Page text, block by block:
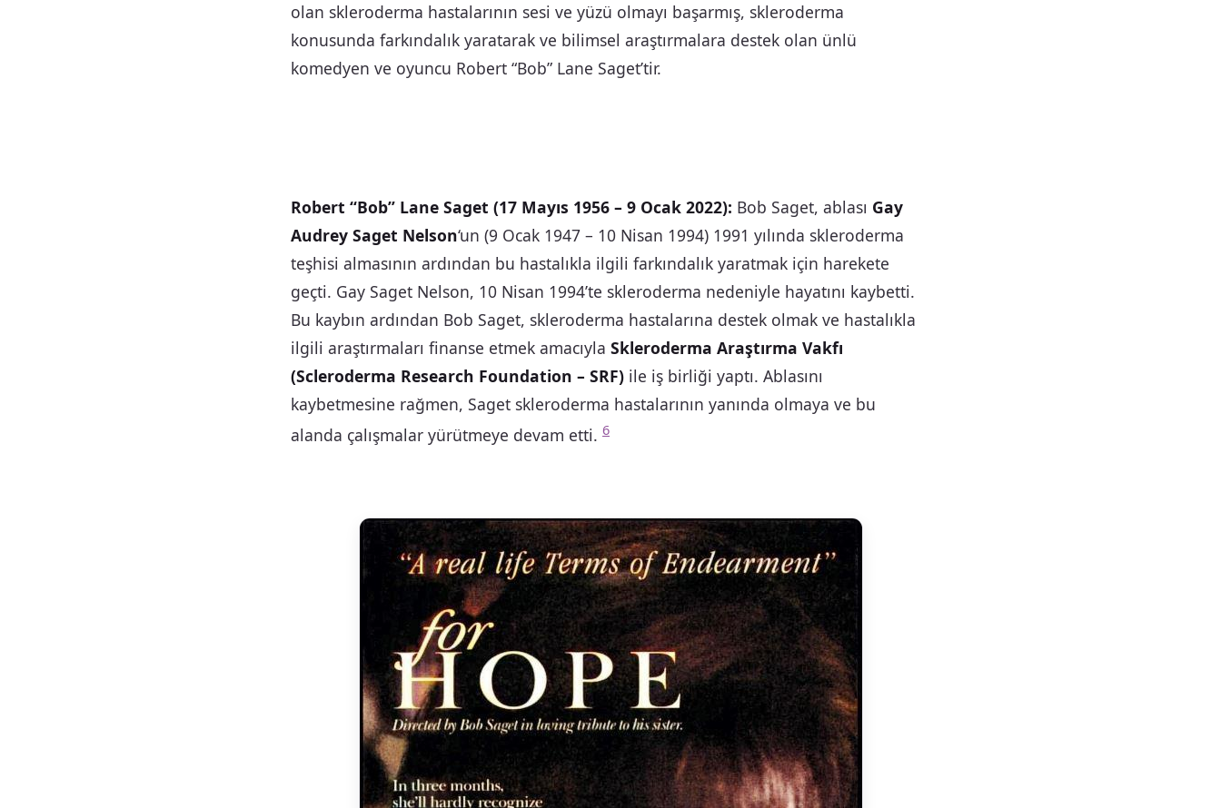
olan skleroderma hastalarının sesi ve yüzü olmayı başarmış, skleroderma
konusunda farkındalık yaratarak ve bilimsel araştırmalara destek olan ünlü
komedyen ve oyuncu Robert “Bob” Lane Saget’tir.
Robert “Bob” Lane Saget (17 Mayıs 1956 – 9 Ocak 2022): Bob Saget, ablası Gay
Audrey Saget Nelson‘un (9 Ocak 1947 – 10 Nisan 1994) 1991 yılında skleroderma
teşhisi almasının ardından bu hastalıkla ilgili farkındalık yaratmak için harekete
geçti. Gay Saget Nelson, 10 Nisan 1994’te skleroderma nedeniyle hayatını kaybetti.
Bu kaybın ardından Bob Saget, skleroderma hastalarına destek olmak ve hastalıkla
ilgili araştırmaları finanse etmek amacıyla Skleroderma Araştırma Vakfı
(Scleroderma Research Foundation – SRF) ile iş birliği yaptı. Ablasını
kaybetmesine rağmen, Saget skleroderma hastalarının yanında olmaya ve bu
alanda çalışmalar yürütmeye devam etti. 6